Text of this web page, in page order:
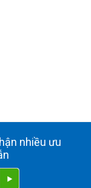
nhiều ưu